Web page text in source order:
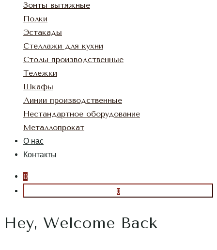
Зонты вытяжные
Полки
Эстакады
Стеллажи для кухни
Столы производственные
Тележки
Шкафы
Линии производственные
Нестандартное оборудование
Металлопрокат
О нас
Контакты
0
0
Hey, Welcome Back